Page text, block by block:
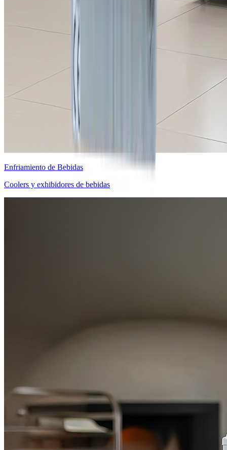
Enfriamiento de Bebidas
Coolers y exhibidores de bebidas